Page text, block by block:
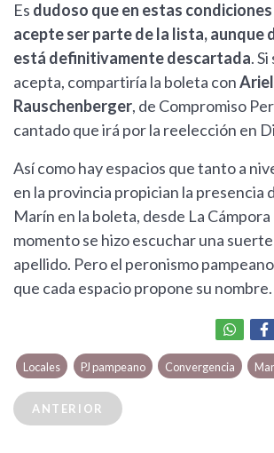
Es dudoso que en estas
acepte ser parte de la lista, aunque
está definitivamente descartada.
acepta, compartiría la boleta conAriel
Rauschenberger, de Compromiso
cantado que irá por la reelección en
Así como hay espacios que tanto a
en la provincia propician la presencia
Marín en la boleta, desde La Cámpora
momento se hizo escuchar una
apellido. Pero el peronismo
que cada espacio propone su nombre.
Locales PJ pampeano Convergencia
ANTERIOR